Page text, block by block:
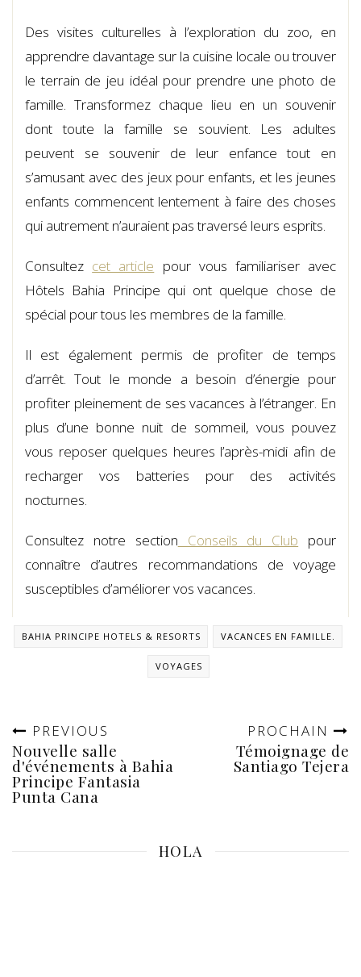
Des visites culturelles à l’exploration du zoo, en
apprendre davantage sur la cuisine locale ou trouver
le terrain de jeu idéal pour prendre une photo de
famille. Transformez chaque lieu en un souvenir
dont toute la famille se souvient. Les adultes
peuvent se souvenir de leur enfance tout en
s’amusant avec des jeux pour enfants, et les jeunes
enfants commencent lentement à faire des choses
qui autrement n’auraient pas traversé leurs esprits.
Consultez cet article pour vous familiariser avec
Hôtels Bahia Principe qui ont quelque chose de
spécial pour tous les membres de la famille.
Il est également permis de profiter de temps
d’arrêt. Tout le monde a besoin d’énergie pour
profiter pleinement de ses vacances à l’étranger. En
plus d’une bonne nuit de sommeil, vous pouvez
vous reposer quelques heures l’après-midi afin de
recharger vos batteries pour des activités
nocturnes.
Consultez notre section Conseils du Club pour
connaître d’autres recommandations de voyage
susceptibles d’améliorer vos vacances.
BAHIA PRINCIPE HOTELS & RESORTS VACANCES EN FAMILLE.
VOYAGES
PREVIOUS
Nouvelle salle
d'événements à Bahia
Principe Fantasia
Punta Cana
PROCHAIN
Témoignage de
Santiago Tejera
HOLA